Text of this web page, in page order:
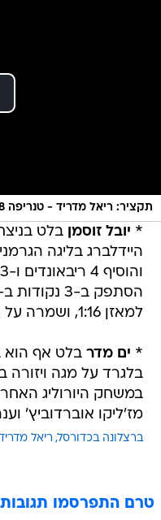
תקציר: ריאל מדריד - טנריפה 77:88
* יובל זוסמן
והוסיף 4 ריבאונדים ו-3 אסיסטים, בעוד
למאזן 1:16, ושמרה על הפסגה.
* ים מדר
בלגרד על מגה ויזורה
מז'ליקו אוברדוביץ' וענה ב-15 נקודות ו-3
ברצלונה בכדורסל ריאל
טרם התפרסמו תגובות